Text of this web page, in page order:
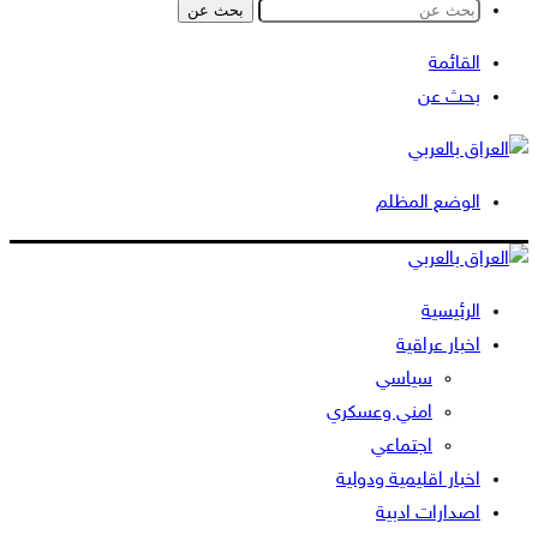
بحث عن
القائمة
بحث عن
الوضع المظلم
الرئيسية
اخبار عراقية
سياسي
امني وعسكري
اجتماعي
اخبار اقليمية ودولية
اصدارات ادبية